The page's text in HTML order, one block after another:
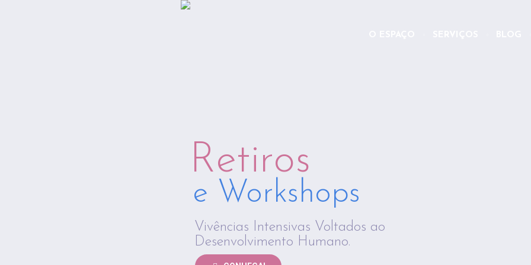
Retiros
e Workshops
Vivências Intensivas Voltados ao
Desenvolvimento Humano.